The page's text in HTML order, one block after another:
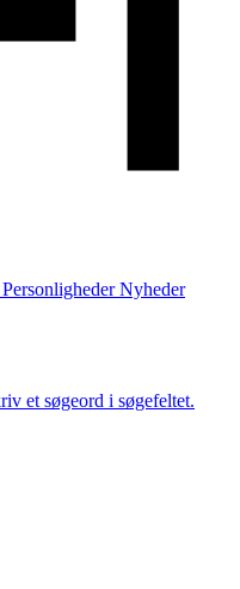
Personligheder Nyheder
et søgeord i søgefeltet.